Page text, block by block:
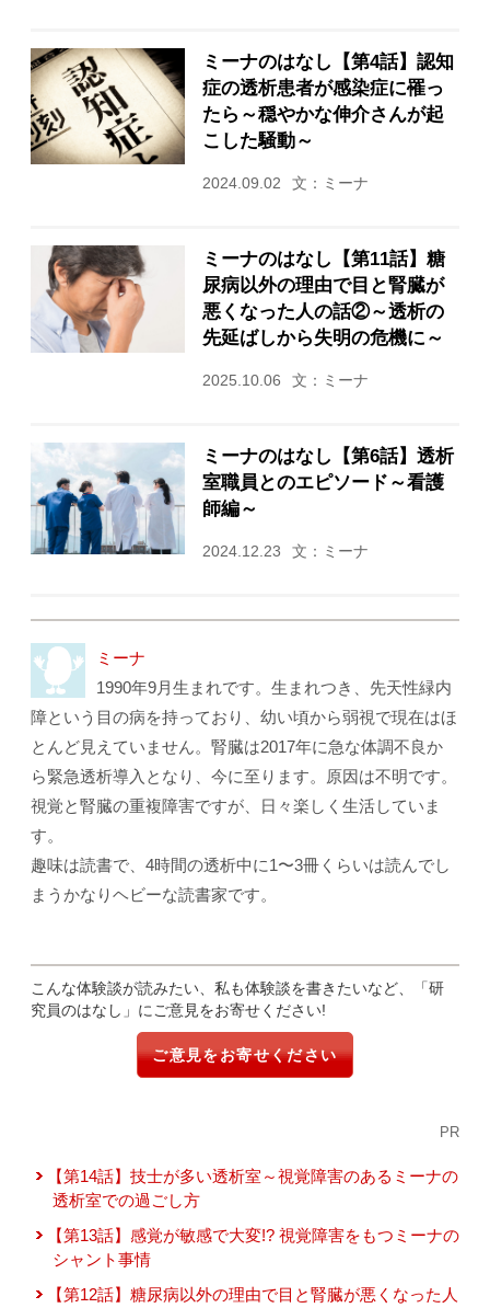
ミーナのはなし【第4話】認知
症の透析患者が感染症に罹っ
たら～穏やかな伸介さんが起
こした騒動～
2024.09.02 文：ミーナ
ミーナのはなし【第11話】糖
尿病以外の理由で目と腎臓が
悪くなった人の話②～透析の
先延ばしから失明の危機に～
2025.10.06 文：ミーナ
ミーナのはなし【第6話】透析
室職員とのエピソード～看護
師編～
2024.12.23 文：ミーナ
ミーナ
1990年9月生まれです。生まれつき、先天性緑内
障という目の病を持っており、幼い頃から弱視で現在はほ
とんど見えていません。腎臓は2017年に急な体調不良か
ら緊急透析導入となり、今に至ります。原因は不明です。
視覚と腎臓の重複障害ですが、日々楽しく生活していま
す。
趣味は読書で、4時間の透析中に1〜3冊くらいは読んでし
まうかなりヘビーな読書家です。
こんな体験談が読みたい、私も体験談を書きたいなど、「研
究員のはなし」にご意見をお寄せください!
ご意見をお寄せください
PR
【第14話】技士が多い透析室～視覚障害のあるミーナの
透析室での過ごし方
【第13話】感覚が敏感で大変!? 視覚障害をもつミーナの
シャント事情
【第12話】糖尿病以外の理由で目と腎臓が悪くなった人